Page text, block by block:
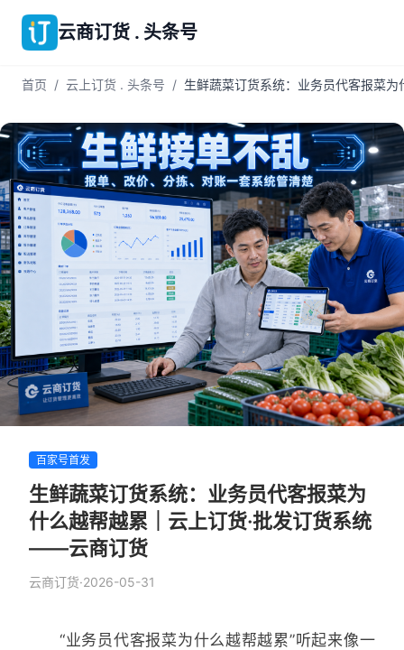
云商订货 . 头条号
首页 / 云上订货 . 头条号 / 生鲜蔬菜订货系统：业务员代客报菜
百家号首发
生鲜蔬菜订货系统：业务员代客报菜为
什么越帮越累｜云上订货·批发订货系统
——云商订货
云商订货·2026-05-31
“业务员代客报菜为什么越帮越累”听起来像一